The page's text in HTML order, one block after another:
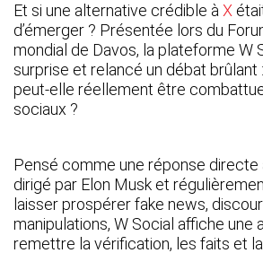
Et si une alternative crédible à X
d’émerger ? Présentée lors du
mondial de Davos, la plateforme W
surprise et relancé un débat brûlant
peut-elle réellement être
sociaux ?
Pensé comme une réponse directe
dirigé par Elon Musk et
laisser prospérer fake news,
manipulations, W Social affiche une
remettre la vérification, les faits et